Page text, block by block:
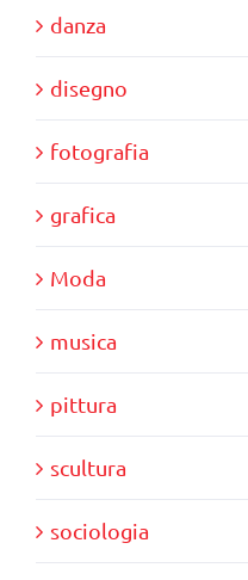
danza
disegno
fotografia
grafica
Moda
musica
pittura
scultura
sociologia